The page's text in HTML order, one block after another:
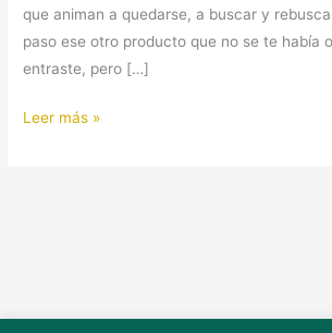
que animan a quedarse, a buscar y
paso ese otro producto que no se te había
entraste, pero […]
Leer más »